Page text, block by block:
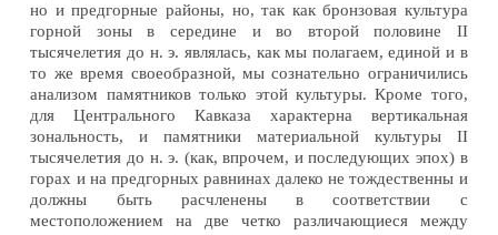
но и предгорные районы, но, так как бронзовая культура
горной зоны в середине и во второй половине II
тысячелетия до н. э. являлась, как мы полагаем, единой и в
то же время своеобразной, мы сознательно ограничились
анализом памятников только этой культуры. Кроме того,
для Центрального Кавказа характерна вертикальная
зональность, и памятники материальной культуры II
тысячелетия до н. э. (как, впрочем, и последующих эпох) в
горах и на предгорных равнинах далеко не тождественны и
должны быть расчленены в соответствии с
местоположением на две четко различающиеся между